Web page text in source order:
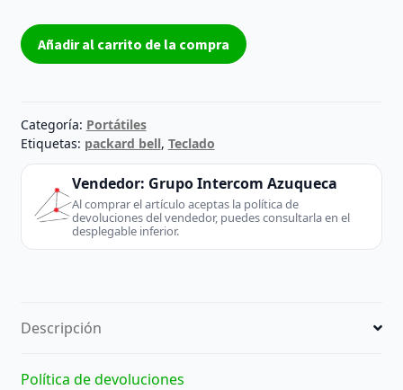
Carcasa
cover
mouse
pad
Packard
MIT-
DRAG-
D
cantidad
Añadir al carrito de la compra
Categoría: Portátiles
Etiquetas: packard bell, Teclado
Vendedor: Grupo Intercom Azuqueca
Al comprar el artículo aceptas la política de
devoluciones del vendedor, puedes consultarla en el
desplegable inferior.
Descripción
Política de devoluciones